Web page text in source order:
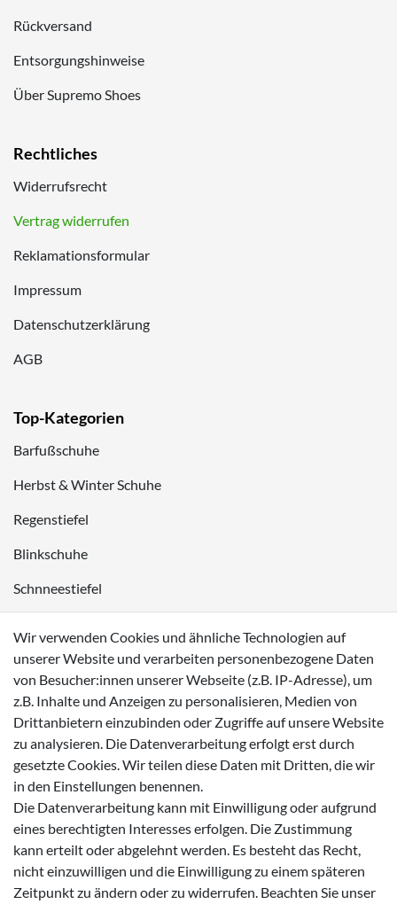
Rückversand
Entsorgungshinweise
Über Supremo Shoes
Rechtliches
Widerrufsrecht
Vertrag widerrufen
Reklamationsformular
Impressum
Datenschutzerklärung
AGB
Top-Kategorien
Barfußschuhe
Herbst & Winter Schuhe
Regenstiefel
Blinkschuhe
Schnneestiefel
Sneaker
Zahlungsmöglichkeiten
Versanddienstleister
Wir verwenden Cookies und ähnliche Technologien auf
unserer Website und verarbeiten personenbezogene Daten
von Besucher:innen unserer Webseite (z.B. IP-Adresse), um
z.B. Inhalte und Anzeigen zu personalisieren, Medien von
Drittanbietern einzubinden oder Zugriffe auf unsere Website
zu analysieren. Die Datenverarbeitung erfolgt erst durch
gesetzte Cookies. Wir teilen diese Daten mit Dritten, die wir
in den Einstellungen benennen.
Die Datenverarbeitung kann mit Einwilligung oder aufgrund
eines berechtigten Interesses erfolgen. Die Zustimmung
kann erteilt oder abgelehnt werden. Es besteht das Recht,
nicht einzuwilligen und die Einwilligung zu einem späteren
Zeitpunkt zu ändern oder zu widerrufen. Beachten Sie unser